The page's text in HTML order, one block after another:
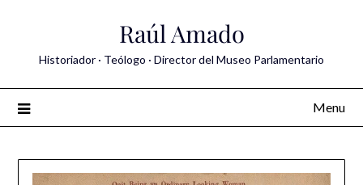
Raúl Amado
Historiador · Teólogo · Director del Museo Parlamentario
Menu